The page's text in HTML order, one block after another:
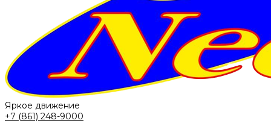
Яркое движение
+7 (861) 248-9000